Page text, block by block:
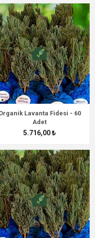
Lavanta Fidesi - 60
Adet
5.716,00 ₺